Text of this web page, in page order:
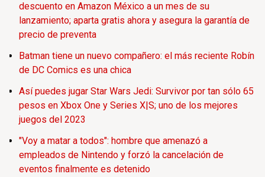
descuento en Amazon México a un mes de su
lanzamiento; aparta gratis ahora y asegura la garantía de
precio de preventa
Batman tiene un nuevo compañero: el más reciente Robín
de DC Comics es una chica
Así puedes jugar Star Wars Jedi: Survivor por tan sólo 65
pesos en Xbox One y Series X|S; uno de los mejores
juegos del 2023
"Voy a matar a todos": hombre que amenazó a
empleados de Nintendo y forzó la cancelación de
eventos finalmente es detenido